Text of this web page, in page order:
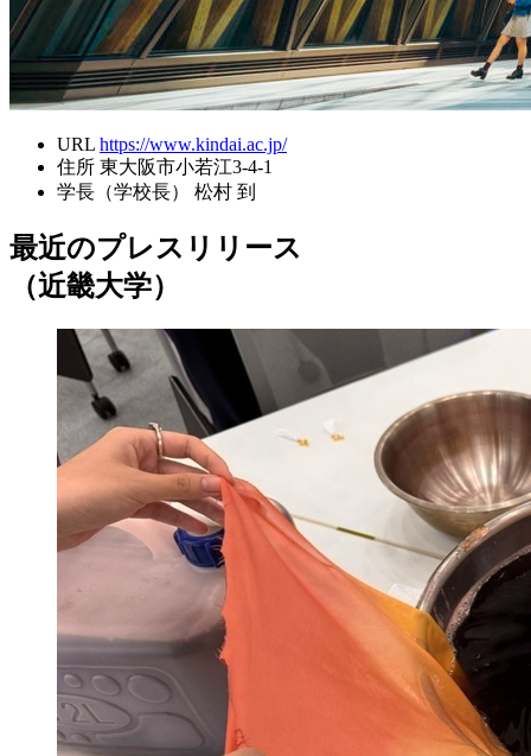
URL https://www.kindai.ac.jp/
住所 東大阪市小若江3-4-1
学長（学校長）
松村 到
最近のプレスリリース
（近畿大学）